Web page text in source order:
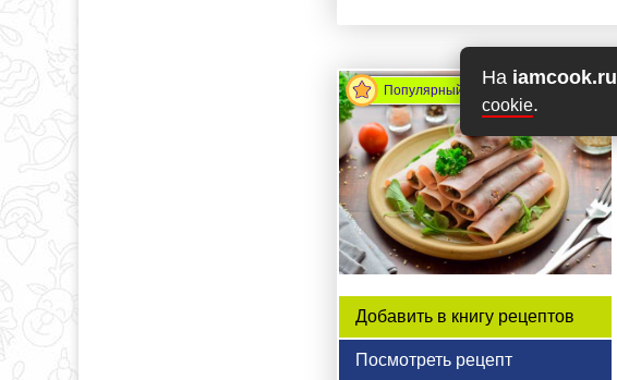
На iamcook.ru
cookie.
Популярный рецепт
Добавить в книгу рецептов
Посмотреть рецепт